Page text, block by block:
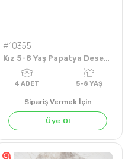
#10355
Kız 5-8 Yaş Papatya Desenli Şort
Sipariş Vermek İçin
Üye Ol